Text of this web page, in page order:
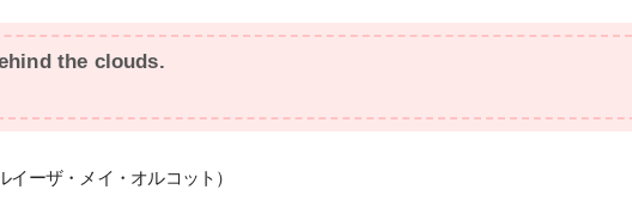
the clouds.
ーザ・メイ・オルコット）